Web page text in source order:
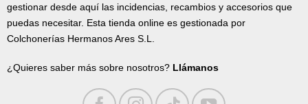
gestionar desde aquí las incidencias, recambios y accesorios que
puedas necesitar. Esta tienda online es gestionada por
Colchonerías Hermanos Ares S.L.
¿Quieres saber más sobre nosotros? Llámanos